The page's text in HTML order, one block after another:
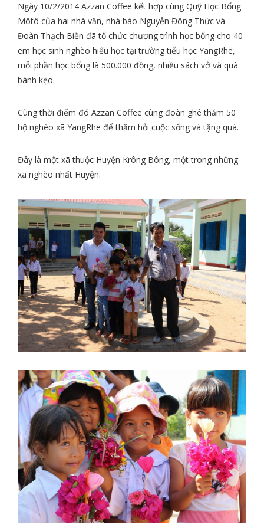
Ngày 10/2/2014 Azzan Coffee kết hợp cùng Quỹ Học Bổng
Môtô của hai nhà văn, nhà báo Nguyễn Đông Thức và
Đoàn Thạch Biền đã tổ chức chương trình học bổng cho 40
em học sinh nghèo hiếu học tại trường tiểu học YangRhe,
mỗi phần học bổng là 500.000 đồng, nhiều sách vở và quà
bánh kẹo.
Cùng thời điểm đó Azzan Coffee cùng đoàn ghé thăm 50
hộ nghèo xã YangRhe để thăm hỏi cuộc sống và tặng quà.
Đây là một xã thuộc Huyện Krông Bông, một trong những
xã nghèo nhất Huyện.